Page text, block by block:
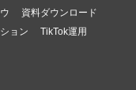
資料ダウンロード
ョン
TikTok運用